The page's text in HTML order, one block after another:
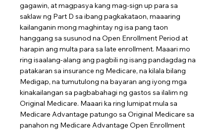
gagawin, at magpasya kang mag-sign up para sa
saklaw ng Part D sa ibang pagkakataon, maaaring
kailanganin mong maghintay ng isa pang taon
hanggang sa susunod na Open Enrollment Period at
harapin ang multa para sa late enrollment. Maaari mo
ring isaalang-alang ang pagbili ng isang pandagdag na
patakaran sa insurance ng Medicare, na kilala bilang
Medigap, na tumutulong na bayaran ang iyong mga
kinakailangan sa pagbabahagi ng gastos sa ilalim ng
Original Medicare. Maaari ka ring lumipat mula sa
Medicare Advantage patungo sa Original Medicare sa
panahon ng Medicare Advantage Open Enrollment